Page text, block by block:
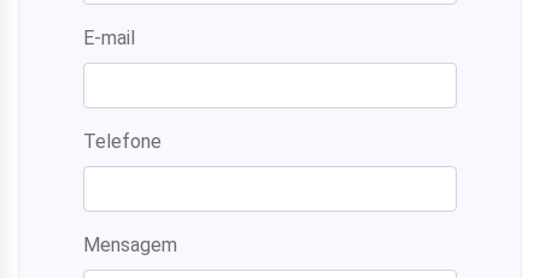
E-mail
Telefone
Mensagem